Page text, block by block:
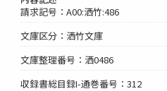
請求記号：A00:洒竹:486
文庫区分：洒竹文庫
文庫整理番号：洒0486
収録書総目録I-通巻番号：312